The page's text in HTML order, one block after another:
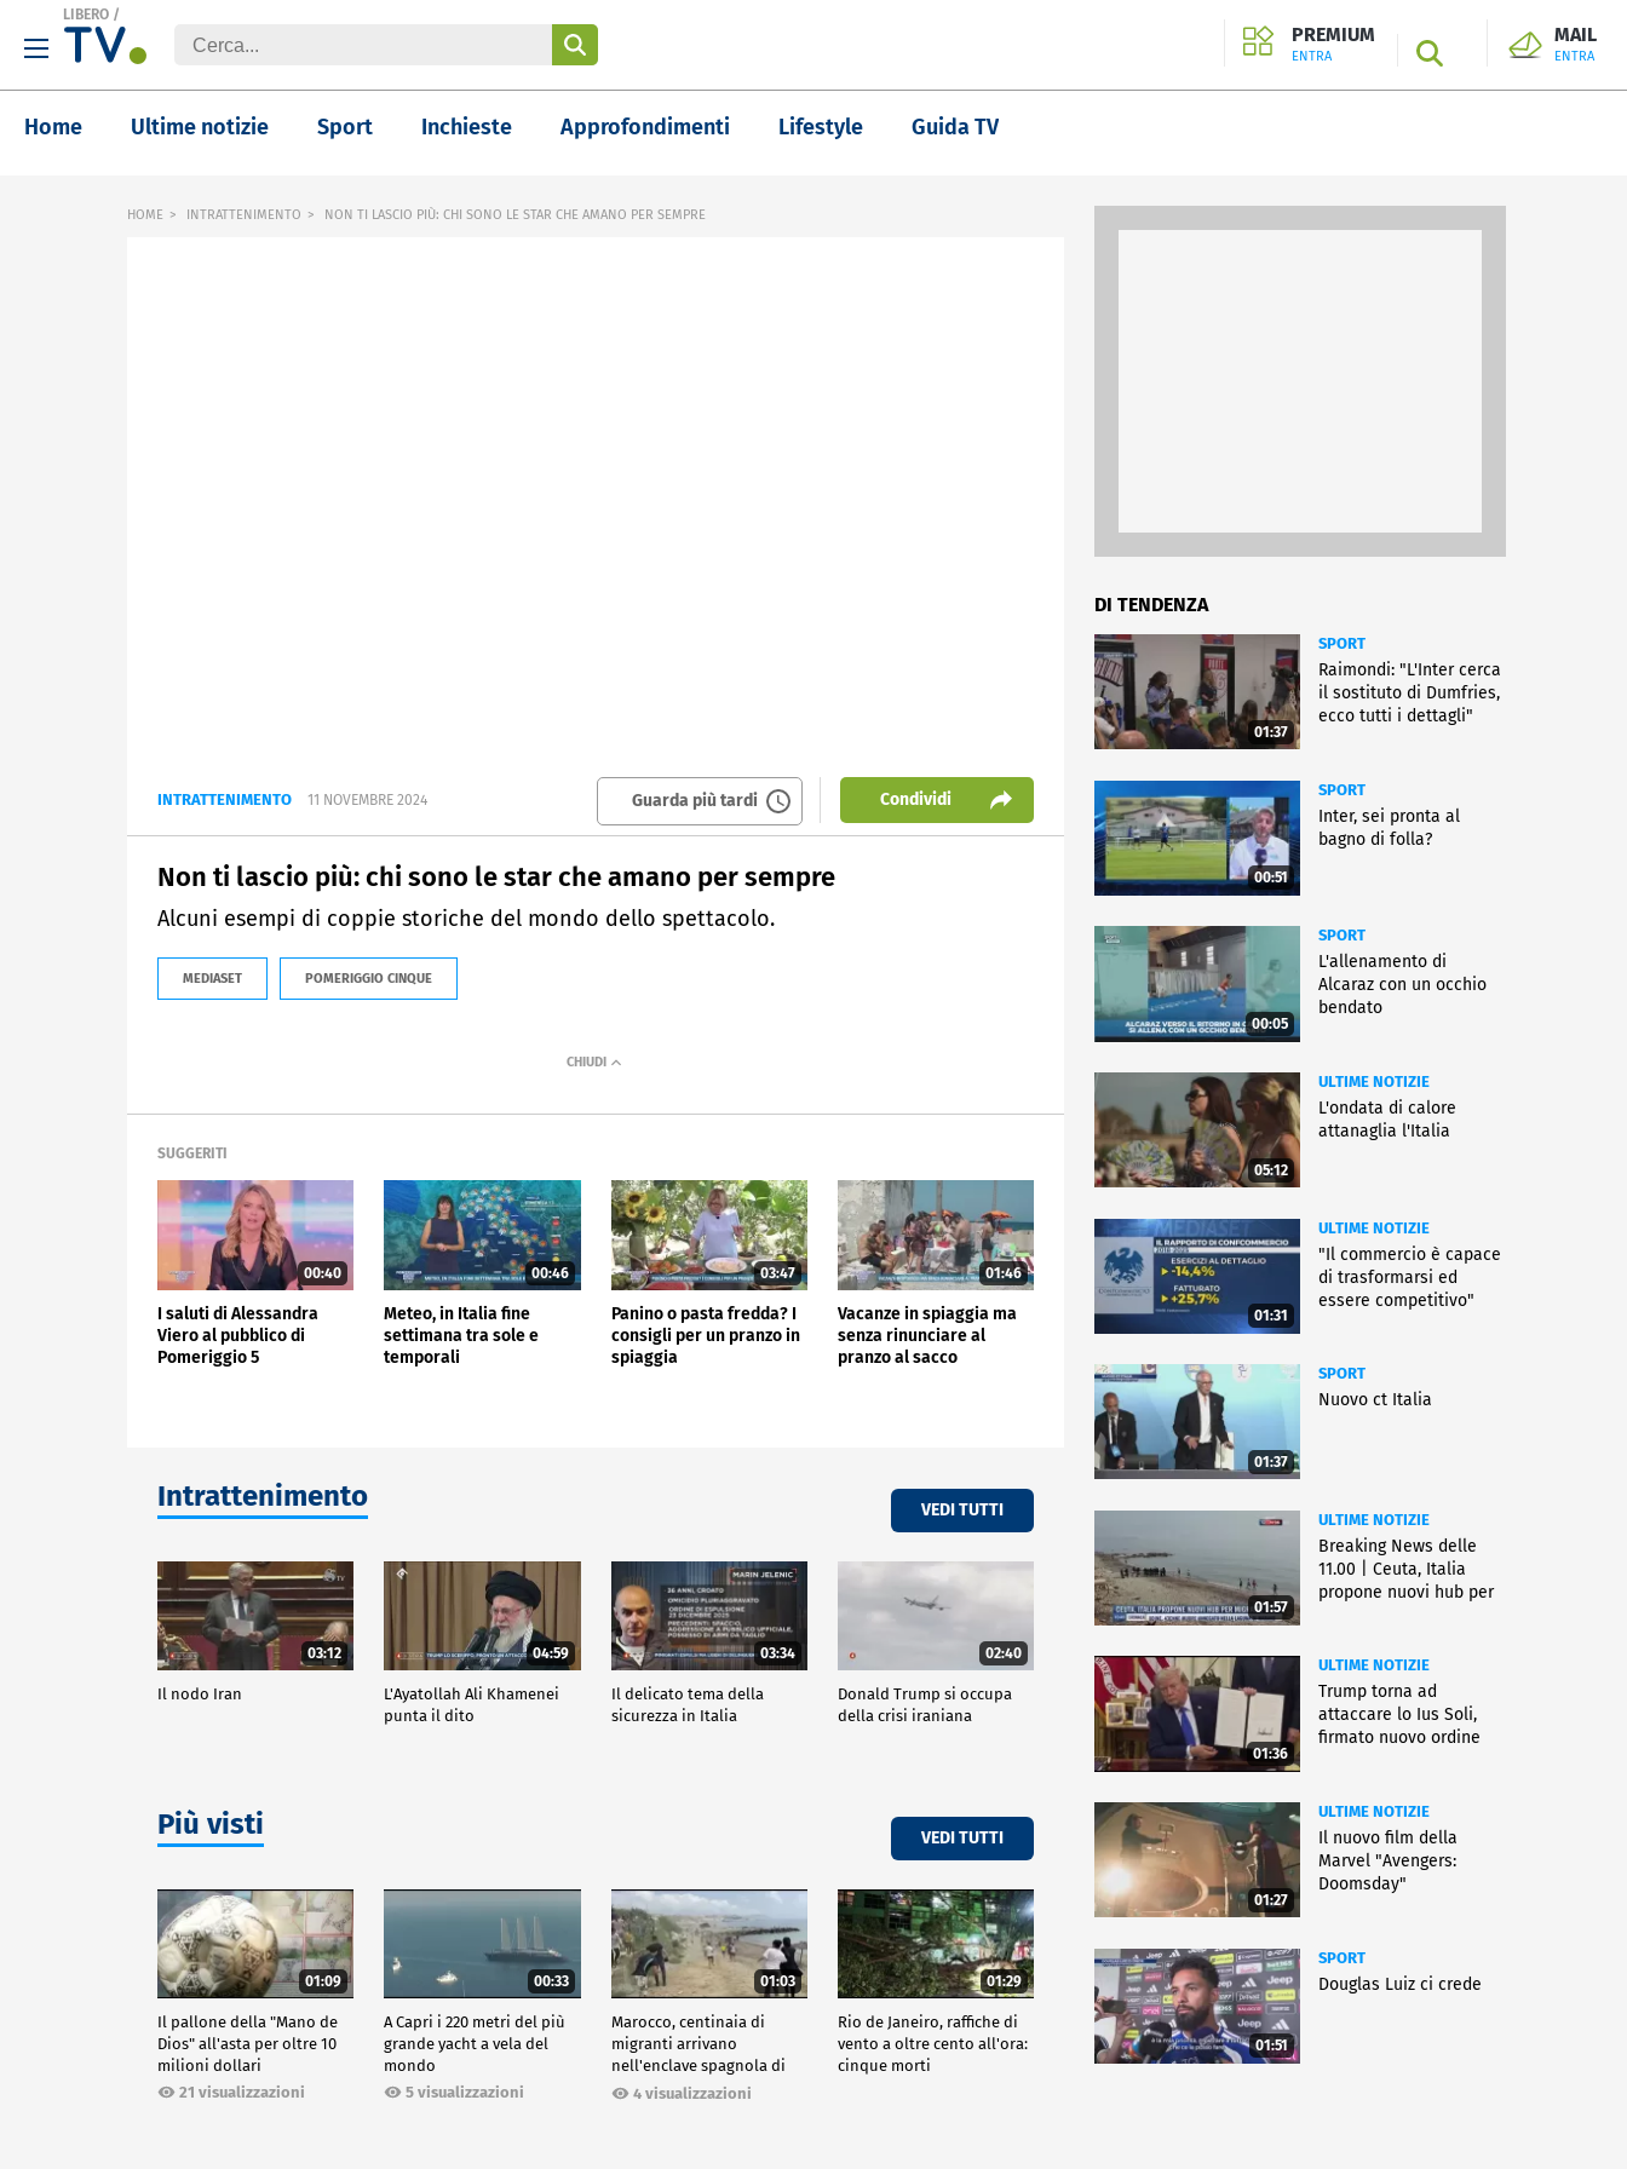
LIBERO /
PREMIUM
ENTRA SEARCH
MAIL
ENTRA
Home Ultime notizie Sport Inchieste Approfondimenti Lifestyle Guida TV
HOME INTRATTENIMENTO NON TI LASCIO PIÙ: CHI SONO LE STAR CHE AMANO PER SEMPRE
INTRATTENIMENTO 11 NOVEMBRE 2024 Guarda più tardi Condividi
Non ti lascio più: chi sono le star che amano per sempre
Alcuni esempi di coppie storiche del mondo dello spettacolo.
MEDIASET POMERIGGIO CINQUE
SUGGERITI
00:40
I saluti di Alessandra
Viero al pubblico di
Pomeriggio 5
00:46
Meteo, in Italia fine
settimana tra sole e
temporali
03:47
Panino o pasta fredda? I
consigli per un pranzo in
spiaggia
01:46
Vacanze in spiaggia ma
senza rinunciare al
pranzo al sacco
Intrattenimento VEDI TUTTI
03:12
Il nodo Iran
04:59
L'Ayatollah Ali Khamenei
punta il dito
03:34
Il delicato tema della
sicurezza in Italia
02:40
Donald Trump si occupa
della crisi iraniana
Più visti VEDI TUTTI
01:09
Il pallone della "Mano de
Dios" all'asta per oltre 10
milioni dollari
21 visualizzazioni
00:33
A Capri i 220 metri del più
grande yacht a vela del
mondo
5 visualizzazioni
01:03
Marocco, centinaia di
migranti arrivano
nell'enclave spagnola di
Ceuta4 visualizzazioni
01:29
Rio de Janeiro, raffiche di
vento a oltre cento all'ora:
cinque morti
DI TENDENZA
01:37
SPORT
Raimondi: "L'Inter cerca
il sostituto di Dumfries,
ecco tutti i dettagli"
00:51
SPORT
Inter, sei pronta al
bagno di folla?
00:05
SPORT
L'allenamento di
Alcaraz con un occhio
bendato
05:12
ULTIME NOTIZIE
L'ondata di calore
attanaglia l'Italia
01:31
ULTIME NOTIZIE
"Il commercio è capace
di trasformarsi ed
essere competitivo"
01:37
SPORT
Nuovo ct Italia
01:57
ULTIME NOTIZIE
Breaking News delle
11.00 | Ceuta, Italia
propone nuovi hub per
01:36
ULTIME NOTIZIE
Trump torna ad
attaccare lo Ius Soli,
firmato nuovo ordine
01:27
ULTIME NOTIZIE
Il nuovo film della
Marvel "Avengers:
Doomsday"
01:51
SPORT
Douglas Luiz ci crede